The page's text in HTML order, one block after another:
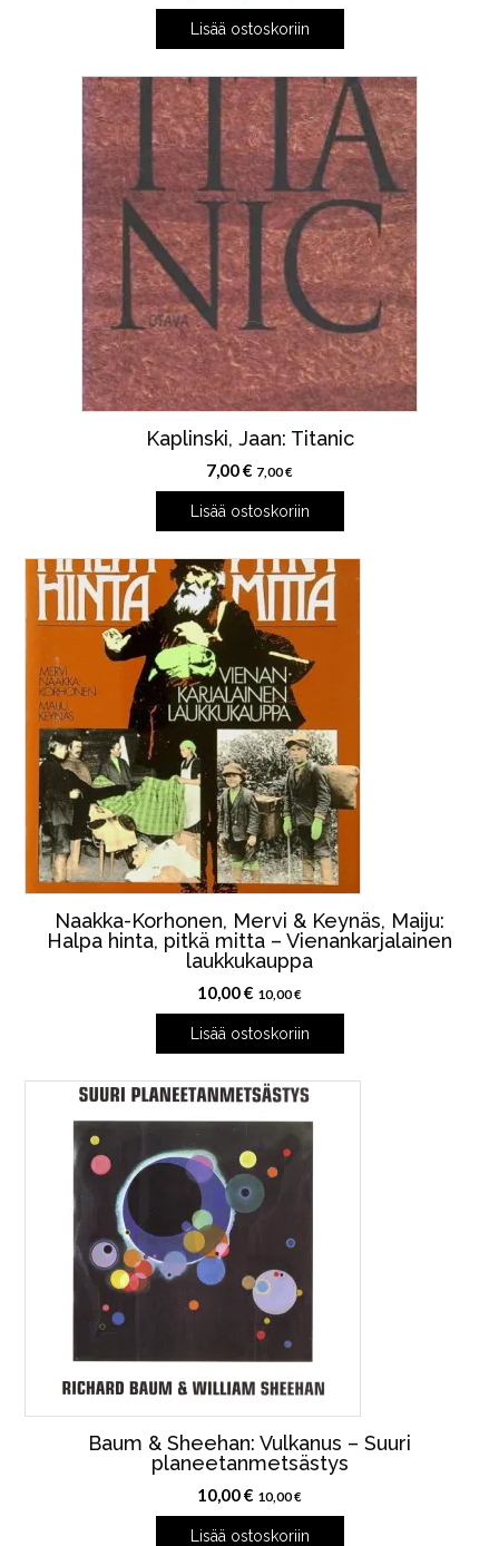
hinta
oli:
hinta
on:
Lisää ostoskoriin
Kaplinski, Jaan: Titanic
7,00€ 7,00€
Lisää ostoskoriin
Naakka-Korhonen, Mervi & Keynäs, Maiju:
Halpa hinta, pitkä mitta – Vienankarjalainen
laukkukauppa
10,00€ 10,00€
Lisää ostoskoriin
Baum & Sheehan: Vulkanus – Suuri
planeetanmetsästys
10,00€ 10,00€
Lisää ostoskoriin